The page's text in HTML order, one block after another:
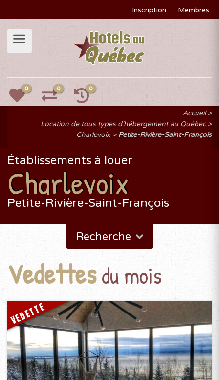
Inscription Membres
0 0 0
Accueil
Location de tous types d'hébergement au Québec
Charlevoix
Petite-Rivière-Saint-François
Établissements à louer
Charlevoix
Petite-Rivière-Saint-François
Recherche
Vedettesdu mois
VEDETTE